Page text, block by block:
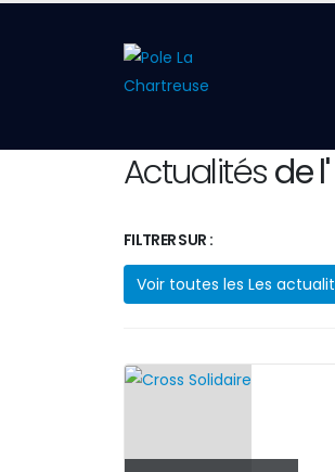
Actualitésde
FILTRER SUR :
Voir toutes les Les